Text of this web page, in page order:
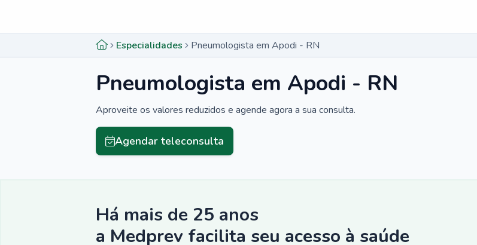
Especialidades Pneumologista em Apodi - RN
Pneumologista em Apodi - RN
Aproveite os valores reduzidos e agende agora a sua consulta.
Agendar teleconsulta
Há mais de 25 anos
a Medprev facilita seu acesso à saúde